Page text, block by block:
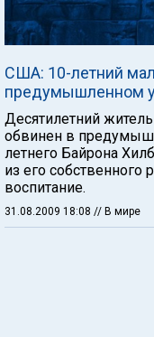
США: 10-летний
предумышленном
Десятилетний
обвинен в
летнего Байрона
из его собственного
воспитание.
31.08.2009 18:08 // В мире